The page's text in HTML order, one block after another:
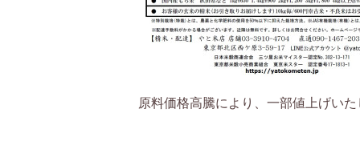
原料価格高騰により、一部値上げい